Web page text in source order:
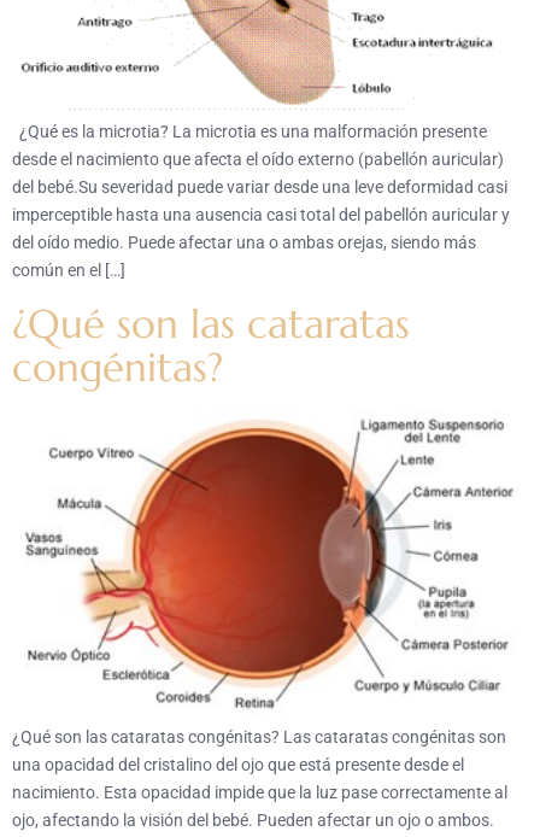
¿Qué es la microtia? La microtia es una malformación presente
desde el nacimiento que afecta el oído externo (pabellón auricular)
del bebé.Su severidad puede variar desde una leve deformidad casi
imperceptible hasta una ausencia casi total del pabellón auricular y
del oído medio. Puede afectar una o ambas orejas, siendo más
común en el […]
¿Qué son las cataratas
congénitas?
¿Qué son las cataratas congénitas? Las cataratas congénitas son
una opacidad del cristalino del ojo que está presente desde el
nacimiento. Esta opacidad impide que la luz pase correctamente al
ojo, afectando la visión del bebé. Pueden afectar un ojo o ambos.